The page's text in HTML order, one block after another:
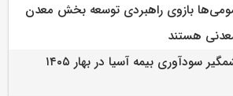
بازوی راهبردی توسعه بخش معدن
هستند
سودآوری بیمه آسیا در بهار ۱۴۰۵